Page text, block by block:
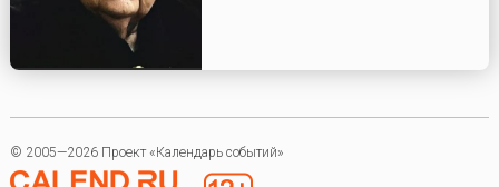
© 2005—2026 Проект «Календарь событий»